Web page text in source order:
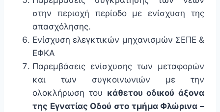
στην περιοχή περίοδο με ενίσχυση της
απασχόλησης.
Ενίσχυση ελεγκτικών μηχανισμών ΣΕΠΕ &
ΕΦΚΑ
Παρεμβάσεις ενίσχυσης των μεταφορών
και των συγκοινωνιών με την
ολοκλήρωση του κάθετου οδικού άξονα
της Εγνατίας Οδού στο τμήμα Φλώρινα –